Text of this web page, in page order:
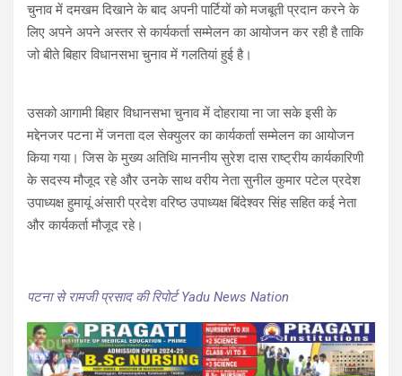
चुनाव में दमखम दिखाने के बाद अपनी पार्टियों को मजबूती प्रदान करने के
लिए अपने अपने अस्तर से कार्यकर्ता सम्मेलन का आयोजन कर रही है ताकि
जो बीते बिहार विधानसभा चुनाव में गलतियां हुई है।
उसको आगामी बिहार विधानसभा चुनाव में दोहराया ना जा सके इसी के
मद्देनजर पटना में जनता दल सेक्युलर का कार्यकर्ता सम्मेलन का आयोजन
किया गया। जिस के मुख्य अतिथि माननीय सुरेश दास राष्ट्रीय कार्यकारिणी
के सदस्य मौजूद रहे और उनके साथ वरीय नेता सुनील कुमार पटेल प्रदेश
उपाध्यक्ष हुमायूं अंसारी प्रदेश वरिष्ठ उपाध्यक्ष बिंदेश्वर सिंह सहित कई नेता
और कार्यकर्ता मौजूद रहे।
पटना से रामजी प्रसाद की रिपोर्ट Yadu News Nation